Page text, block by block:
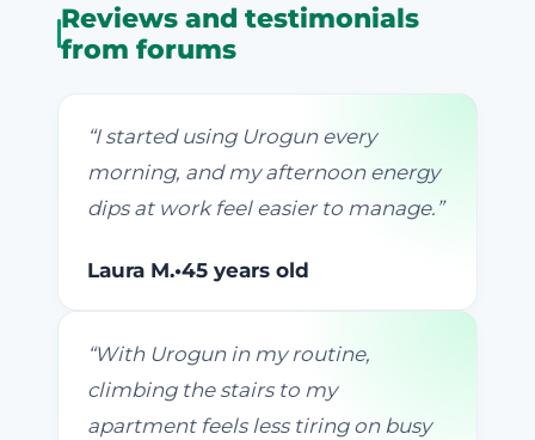
Reviews and testimonials
from forums
“I started using Urogun every
morning, and my afternoon energy
dips at work feel easier to manage. ”
Laura M.•45 years old
“With Urogun in my routine,
climbing the stairs to my
apartment feels less tiring on busy